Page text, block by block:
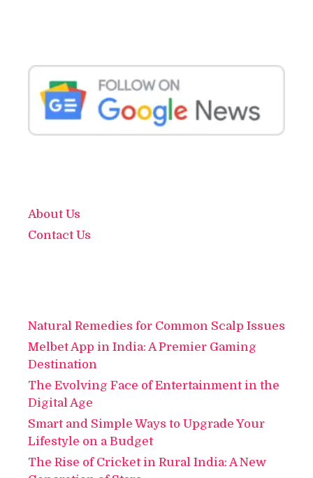
About Us
Contact Us
Natural Remedies for Common Scalp Issues
Melbet App in India: A Premier Gaming
Destination
The Evolving Face of Entertainment in the
Digital Age
Smart and Simple Ways to Upgrade Your
Lifestyle on a Budget
The Rise of Cricket in Rural India: A New